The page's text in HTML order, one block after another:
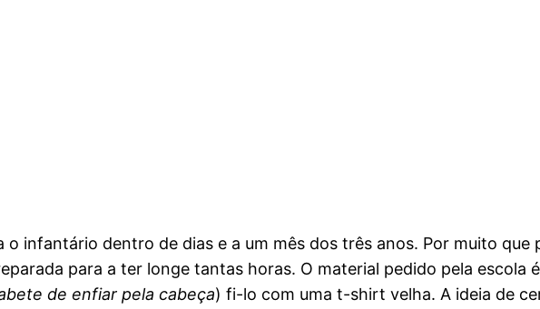
o infantário dentro de dias e a um mês dos três anos. Por muito
para a ter longe tantas horas. O material pedido pela escola
de enfiar pela cabeça) fi-lo com uma t-shirt velha. A ideia de